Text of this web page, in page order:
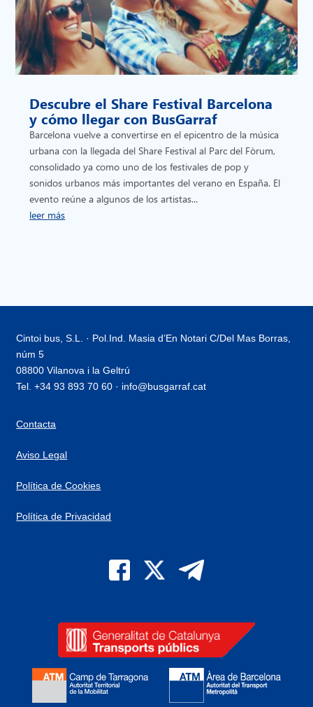
Descubre el Share Festival Barcelona
y cómo llegar con BusGarraf
Barcelona vuelve a convertirse en el epicentro de la música
urbana con la llegada del Share Festival al Parc del Fòrum,
consolidado ya como uno de los festivales de pop y
sonidos urbanos más importantes del verano en España. El
evento reúne a algunos de los artistas...
leer más
Cintoi bus, S.L. · Pol.Ind. Masia d’En Notari C/Del Mas Borras,
núm 5
08800 Vilanova i la Geltrú
Tel. +34 93 893 70 60 · info@busgarraf.cat
Contacta
Aviso Legal
Política de Cookies
Política de Privacidad